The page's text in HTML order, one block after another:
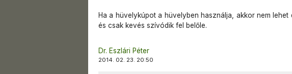
Ha a hüvelykúpot a hüvelyben használja, akkor nem lehet
és csak kevés szívódik fel belőle.
Dr. Eszlári Péter
2014. 02. 23. 20:50